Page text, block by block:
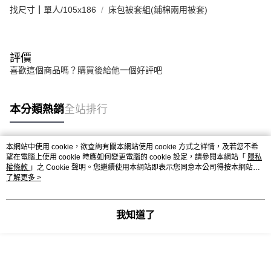
找尺寸┃單人/105x186 床包被套組(鋪棉兩用被套)
評價
喜歡這個商品嗎？購買後給他一個好評吧
本分類熱銷全站排行
熱門標籤
本網站中使用 cookie，欲查詢有關本網站使用 cookie 方式之詳情，及若您不希
望在電腦上使用 cookie 時應如何變更電腦的 cookie 設定，請參閱本網站「 隱私
權條款 」之 Cookie 聲明。您繼續使用本網站即表示您同意本公司得按本網站使
用條款之 Cookie 聲明使用 cookie。
了解更多 >
我知道了